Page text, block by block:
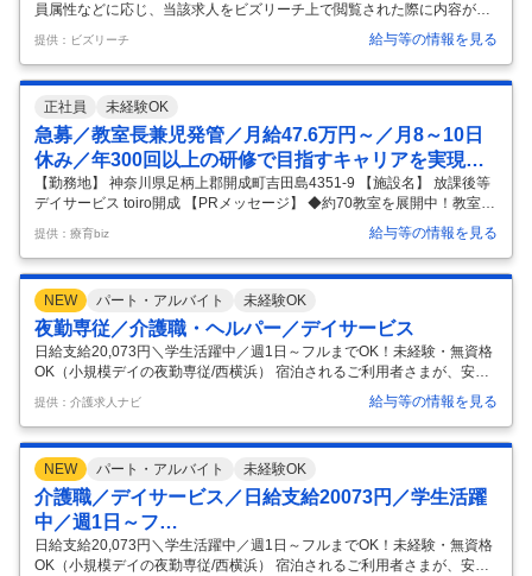
中途採用面接・選考 新卒採用面接・選考
2件
員属性などに応じ、当該求人をビズリーチ上で閲覧された際に内容が異
なる場合があります ■事業概要：地域の「生ききる」を支える、人生の
総合サポート企業 エフィラグループは、医療・保育・障害福祉・介護な
ど、人が一生の間に出会うあらゆる困難を支える事業を、神奈川県を中
心に展開しています。 「50事業・50エリア・50社長（COLORS50）」
という戦略を掲げ、現在16年目で11法人、28事業、従業員2,500名規模
へと急成長を遂げました。 神奈川県内における福祉事業の拠点数はNo.1
（※）を誇り、直近ではプロバスケットボールチームの経…
提供：ビズリーチ 給与等の情報を見る
正社員 未経験OK
急募／教室長兼児発管／月給47.6万円～／月8～10日
休み／年300回以上の研修で目指すキャリアを実現＆
十人十色を引き出す好待遇／放課後等デイサービス／
正社員／資格必須
【勤務地】 神奈川県足柄上郡開成町吉田島4351-9 【施設名】 放課後等
デイサービス toiro開成 【PRメッセージ】 ◆約70教室を展開中！教室
数・在籍児童数ともに神奈川内トップクラス 運営法人は、デイサービ
ス、訪問介護・就労支援・保育事業など、20以上の事業で約180拠点を
展開中。 放課後等デイサービスの規模でいえば、約70教室を運営してお
り、神奈川県内トップクラスを誇ります。 その豊富な実績と経験を生か
した療育・支援の追求はもちろん、保護者の方が安心して任せてもらえ
るように土日祝・長期利用可、延長利用可、完全送迎などサービスも充
実させています。 ◆遊び・体験重視の療育◎ ～遊びを通し…
提供：療育biz 給与等の情報を見る
NEW パート・アルバイト 未経験OK
夜勤専従／介護職・ヘルパー／デイサービス
日給支給20,073円＼学生活躍中／週1日～フルまでOK！未経験・無資格
OK（小規模デイの夜勤専従/西横浜） 宿泊されるご利用者さまが、安心
してお休みできるよう、夜間の見守りをすることがメインのお仕事で
す。 〈詳細〉 ■2時間に1度の居室巡回 ■着替え・排泄・服薬介助 ■朝ご
飯の提供作り ご飯を炊く・お味噌汁を作る、冷凍のおかずを温めて盛り
付けるなどの簡単なもので料理ができない人も安心！ ■その他付随する
業務 〈見守りの平均人数は3～4人〉 夜勤の場合は、1日少なくて1～2
名、多くて9人名程度をお一人で担当していただきます。「一人なんて
不安！」という方もご安心ください。先輩スタッフが独り立ちで
提供：介護求人ナビ 給与等の情報を見る
NEW パート・アルバイト 未経験OK
介護職／デイサービス／日給支給20073円／学生活躍
中／週1日～フ…
日給支給20,073円＼学生活躍中／週1日～フルまでOK！未経験・無資格
OK（小規模デイの夜勤専従/西横浜） 宿泊されるご利用者さまが、安心